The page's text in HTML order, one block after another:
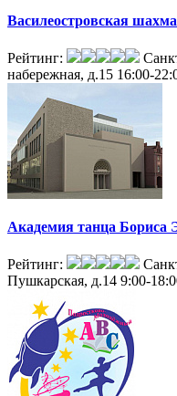
Василеостровская
Рейтинг:
набережная, д.15 16:00-
Академия танца Бориса
Рейтинг:
Пушкарская, д.14 9:00-